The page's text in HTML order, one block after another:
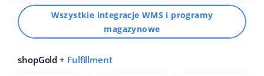
Wszystkie integracje WMS i programy
magazynowe
shopGold + Fulfillment